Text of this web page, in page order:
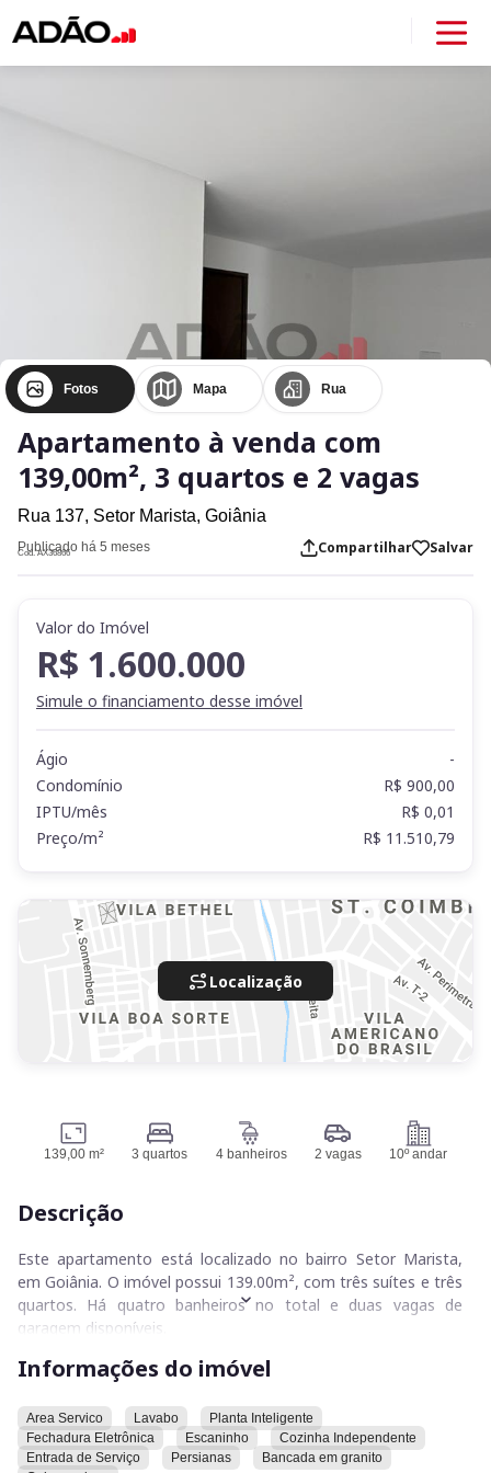
Fotos Mapa Rua
Apartamento à venda com
139,00m², 3 quartos e 2 vagas
Rua 137, Setor Marista, Goiânia
Publicado há 5 meses
Cod. AX36866 Compartilhar Salvar
Valor do Imóvel
R$ 1.600.000
Simule o financiamento desse imóvel
Ágio
-
Condomínio
R$ 900,00
IPTU/mês
R$ 0,01
Preço/m²
R$ 11.510,79
Localização
139,00 m² 3 quartos 4 banheiros 2 vagas 10º andar
Descrição
Este apartamento está localizado no bairro Setor Marista,
em Goiânia. O imóvel possui 139.00m², com três suítes e três
quartos. Há quatro banheiros no total e duas vagas de
garagem disponíveis.
O apartamento conta com uma área de serviço, bancada em
entrada de serviço separada e um escaninho para
armazenamento. A porta principal possui fechadura
eletrônica. O imóvel também possui um lavabo e persianas
Informações do imóvel
Area Servico Lavabo
Planta Inteligente
Fechadura Eletrônica
Escaninho
Cozinha Independente
Entrada de Serviço
Persianas
Bancada em granito